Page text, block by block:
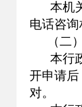
本机关
电话咨
（二）
本行政
开申请
对。